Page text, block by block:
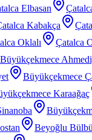
Elbasan
Kabakça
Oklalı Çatalca
Büyükçekmece
Büyükçekmece
Karaağaç
Beyoğlu